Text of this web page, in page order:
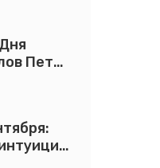
Петра
и